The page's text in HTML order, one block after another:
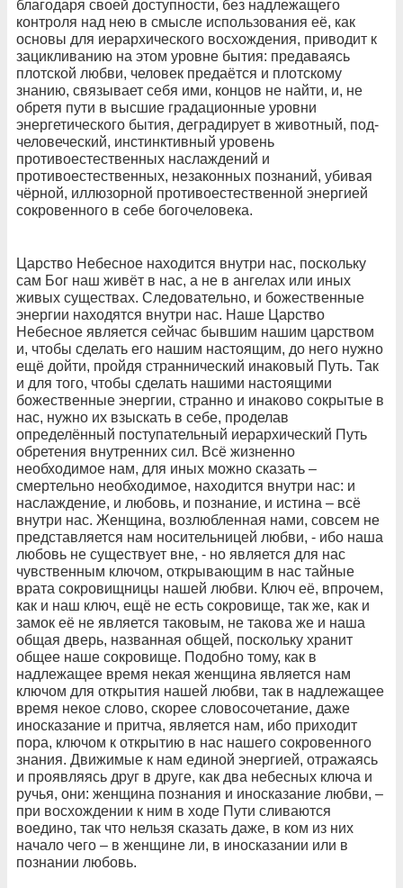
благодаря своей доступности, без надлежащего
контроля над нею в смысле использования её, как
основы для иерархического восхождения, приводит к
зацикливанию на этом уровне бытия: предаваясь
плотской любви, человек предаётся и плотскому
знанию, связывает себя ими, концов не найти, и, не
обретя пути в высшие градационные уровни
энергетического бытия, деградирует в животный, под-
человеческий, инстинктивный уровень
противоестественных наслаждений и
противоестественных, незаконных познаний, убивая
чёрной, иллюзорной противоестественной энергией
сокровенного в себе богочеловека.
Царство Небесное находится внутри нас, поскольку
сам Бог наш живёт в нас, а не в ангелах или иных
живых существах. Следовательно, и божественные
энергии находятся внутри нас. Наше Царство
Небесное является сейчас бывшим нашим царством
и, чтобы сделать его нашим настоящим, до него нужно
ещё дойти, пройдя страннический инаковый Путь. Так
и для того, чтобы сделать нашими настоящими
божественные энергии, странно и инаково сокрытые в
нас, нужно их взыскать в себе, проделав
определённый поступательный иерархический Путь
обретения внутренних сил. Всё жизненно
необходимое нам, для иных можно сказать –
смертельно необходимое, находится внутри нас: и
наслаждение, и любовь, и познание, и истина – всё
внутри нас. Женщина, возлюбленная нами, совсем не
представляется нам носительницей любви, - ибо наша
любовь не существует вне, - но является для нас
чувственным ключом, открывающим в нас тайные
врата сокровищницы нашей любви. Ключ её, впрочем,
как и наш ключ, ещё не есть сокровище, так же, как и
замок её не является таковым, не такова же и наша
общая дверь, названная общей, поскольку хранит
общее наше сокровище. Подобно тому, как в
надлежащее время некая женщина является нам
ключом для открытия нашей любви, так в надлежащее
время некое слово, скорее словосочетание, даже
иносказание и притча, является нам, ибо приходит
пора, ключом к открытию в нас нашего сокровенного
знания. Движимые к нам единой энергией, отражаясь
и проявляясь друг в друге, как два небесных ключа и
ручья, они: женщина познания и иносказание любви, –
при восхождении к ним в ходе Пути сливаются
воедино, так что нельзя сказать даже, в ком из них
начало чего – в женщине ли, в иносказании или в
познании любовь.